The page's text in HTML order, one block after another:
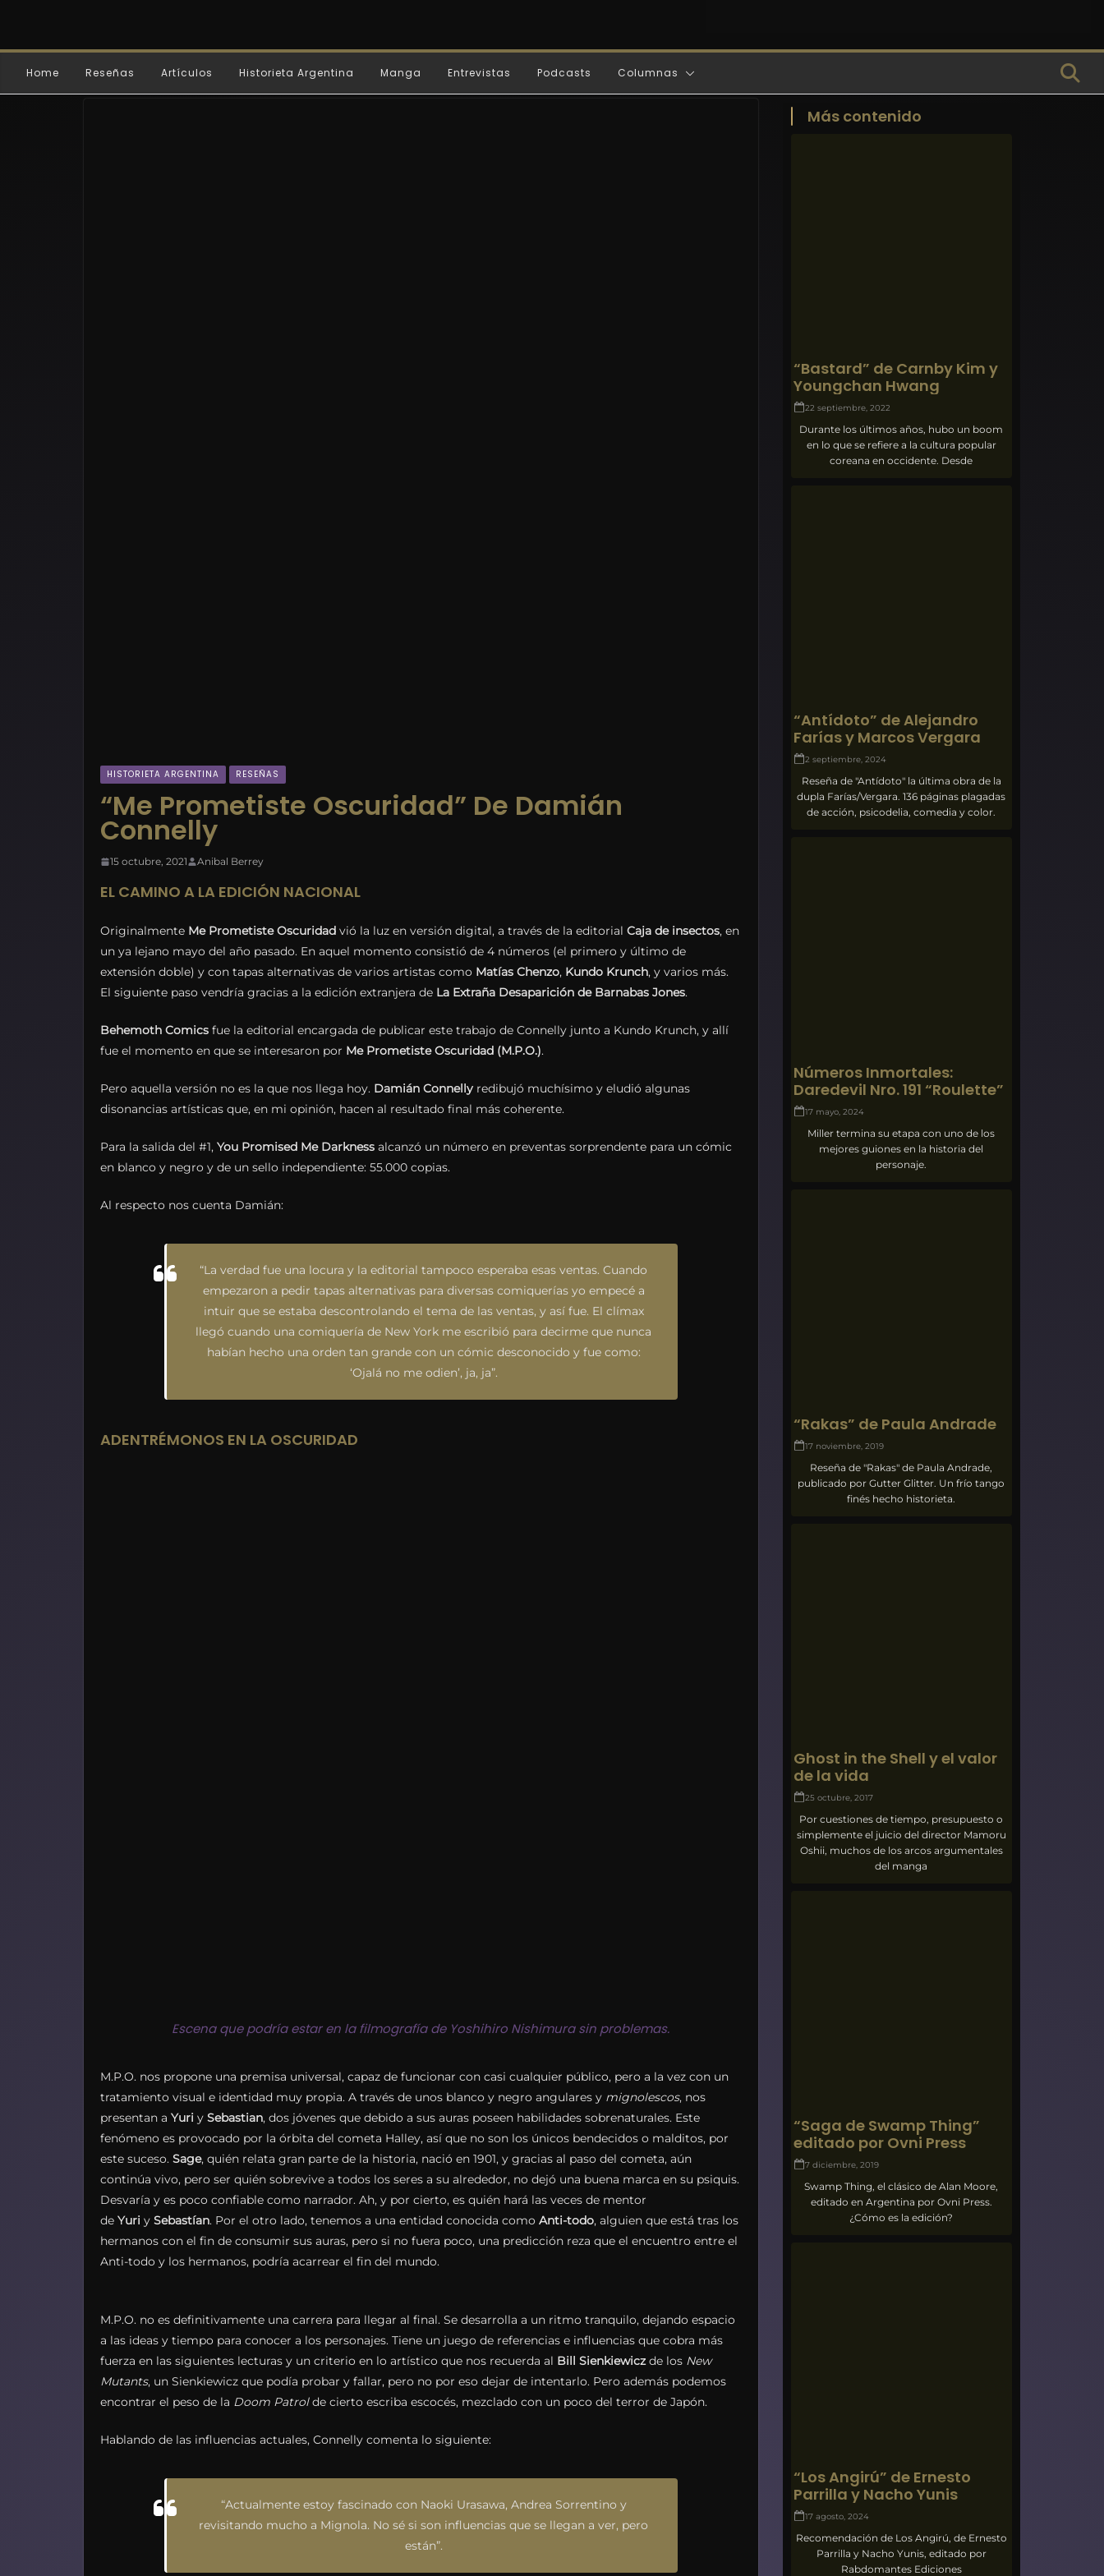
Home Reseñas Artículos Historieta Argentina Manga Entrevistas Podcasts Columnas
HISTORIETA ARGENTINA RESEÑAS
“Me Prometiste Oscuridad” De Damián
Connelly
15 octubre, 2021 Anibal Berrey
EL CAMINO A LA EDICIÓN NACIONAL
Originalmente Me Prometiste Oscuridad vió la luz en versión digital, a través de la editorial Caja de insectos, en
un ya lejano mayo del año pasado. En aquel momento consistió de 4 números (el primero y último de
extensión doble) y con tapas alternativas de varios artistas como Matías Chenzo, Kundo Krunch, y varios más.
El siguiente paso vendría gracias a la edición extranjera de La Extraña Desaparición de Barnabas Jones.
Behemoth Comics fue la editorial encargada de publicar este trabajo de Connelly junto a Kundo Krunch, y allí
fue el momento en que se interesaron por Me Prometiste Oscuridad (M.P.O.).
Pero aquella versión no es la que nos llega hoy. Damián Connelly redibujó muchísimo y eludió algunas
disonancias artísticas que, en mi opinión, hacen al resultado final más coherente.
Para la salida del #1, You Promised Me Darkness alcanzó un número en preventas sorprendente para un cómic
en blanco y negro y de un sello independiente: 55.000 copias.
Al respecto nos cuenta Damián:
“La verdad fue una locura y la editorial tampoco esperaba esas ventas. Cuando
empezaron a pedir tapas alternativas para diversas comiquerías yo empecé a
intuir que se estaba descontrolando el tema de las ventas, y así fue. El clímax
llegó cuando una comiquería de New York me escribió para decirme que nunca
habían hecho una orden tan grande con un cómic desconocido y fue como:
‘Ojalá no me odien’, ja, ja”.
ADENTRÉMONOS EN LA OSCURIDAD
Escena que podría estar en la filmografía de Yoshihiro Nishimura sin problemas.
M.P.O. nos propone una premisa universal, capaz de funcionar con casi cualquier público, pero a la vez con un
tratamiento visual e identidad muy propia. A través de unos blanco y negro angulares y mignolescos, nos
presentan a Yuri y Sebastian, dos jóvenes que debido a sus auras poseen habilidades sobrenaturales. Este
fenómeno es provocado por la órbita del cometa Halley, así que no son los únicos bendecidos o malditos, por
este suceso. Sage, quién relata gran parte de la historia, nació en 1901, y gracias al paso del cometa, aún
continúa vivo, pero ser quién sobrevive a todos los seres a su alrededor, no dejó una buena marca en su psiquis.
Desvaría y es poco confiable como narrador. Ah, y por cierto, es quién hará las veces de mentor
de Yuri y Sebastían. Por el otro lado, tenemos a una entidad conocida como Anti-todo, alguien que está tras los
hermanos con el fin de consumir sus auras, pero si no fuera poco, una predicción reza que el encuentro entre el
Anti-todo y los hermanos, podría acarrear el fin del mundo.
M.P.O. no es definitivamente una carrera para llegar al final. Se desarrolla a un ritmo tranquilo, dejando espacio
a las ideas y tiempo para conocer a los personajes. Tiene un juego de referencias e influencias que cobra más
fuerza en las siguientes lecturas y un criterio en lo artístico que nos recuerda al Bill Sienkiewiczde los New
Mutants, un Sienkiewicz que podía probar y fallar, pero no por eso dejar de intentarlo. Pero además podemos
encontrar el peso de la Doom Patrolde cierto escriba escocés, mezclado con un poco del terror de Japón.
Hablando de las influencias actuales, Connelly comenta lo siguiente:
“Actualmente estoy fascinado con Naoki Urasawa, Andrea Sorrentino y
revisitando mucho a Mignola. No sé si son influencias que se llegan a ver, pero
están”.
Más contenido
“Bastard” de Carnby Kim y
Youngchan Hwang
22 septiembre, 2022
Durante los últimos años, hubo un boom
en lo que se refiere a la cultura popular
coreana en occidente. Desde
“Antídoto” de Alejandro
Farías y Marcos Vergara
2 septiembre, 2024
Reseña de "Antídoto" la última obra de la
dupla Farías/Vergara. 136 páginas plagadas
de acción, psicodelia, comedia y color.
Números Inmortales:
Daredevil Nro. 191 “Roulette”
17 mayo, 2024
Miller termina su etapa con uno de los
mejores guiones en la historia del
personaje.
“Rakas” de Paula Andrade
17 noviembre, 2019
Reseña de "Rakas" de Paula Andrade,
publicado por Gutter Glitter. Un frío tango
finés hecho historieta.
Ghost in the Shell y el valor
de la vida
25 octubre, 2017
Por cuestiones de tiempo, presupuesto o
simplemente el juicio del director Mamoru
Oshii, muchos de los arcos argumentales
del manga
“Saga de Swamp Thing”
editado por Ovni Press
7 diciembre, 2019
Swamp Thing, el clásico de Alan Moore,
editado en Argentina por Ovni Press.
¿Cómo es la edición?
“Los Angirú” de Ernesto
Parrilla y Nacho Yunis
17 agosto, 2024
Recomendación de Los Angirú, de Ernesto
Parrilla y Nacho Yunis, editado por
Rabdomantes Ediciones